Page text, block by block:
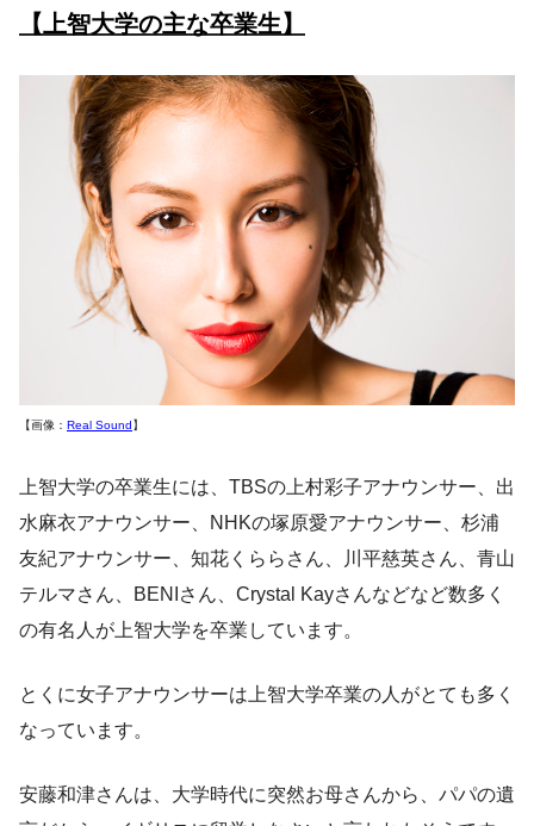
【上智大学の主な卒業生】
【画像： Real Sound】
上智大学の卒業生には、TBSの上村彩子アナウンサー、出
水麻衣アナウンサー、NHKの塚原愛アナウンサー、杉浦
友紀アナウンサー、知花くららさん、川平慈英さん、青山
テルマさん、BENIさん、Crystal Kayさんなどなど数多く
の有名人が上智大学を卒業しています。
とくに女子アナウンサーは上智大学卒業の人がとても多く
なっています。
安藤和津さんは、大学時代に突然お母さんから、パパの遺